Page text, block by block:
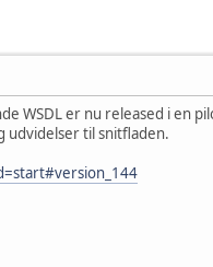
WSDL er nu released i en
udvidelser til snitfladen.